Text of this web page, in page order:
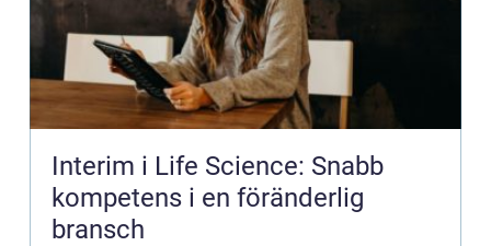
Interim i Life Science: Snabb
kompetens i en föränderlig
bransch